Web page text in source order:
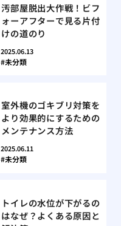
汚部屋脱出大作戦！ビフ
ォーアフターで見る片付
けの道のり
2025.06.13
未分類
室外機のゴキブリ対策を
より効果的にするための
メンテナンス方法
2025.06.11
未分類
トイレの水位が下がるの
はなぜ？よくある原因と